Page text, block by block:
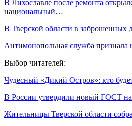
В Лихославле после ремонта
национальный…
В Тверской области в заброшенных
Антимонопольная служба признала
Выбор читателей:
Чудесный «Дикий Остров»: кто
В России утвердили новый ГОСТ
Жительницы Тверской области